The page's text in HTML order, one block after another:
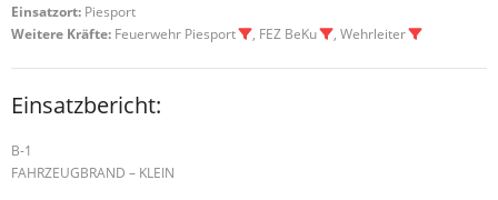
Einsatzort: Piesport
Weitere Kräfte: Feuerwehr Piesport , FEZ BeKu , Wehrleiter
Einsatzbericht:
B-1
FAHRZEUGBRAND – KLEIN